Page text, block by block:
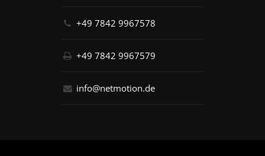
+49 7842 9967578
+49 7842 9967579
info@netmotion.de